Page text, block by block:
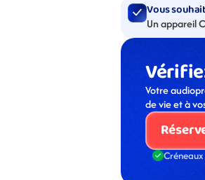
Vous
Un appareil
Votre
de vie et à